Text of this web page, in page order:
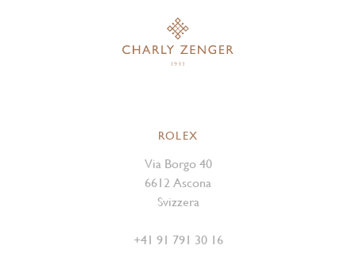
ROLEX
Via Borgo 40
6612 Ascona
Svizzera
+41 91 791 30 16